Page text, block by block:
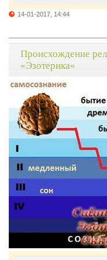
14-01-2017, 14:44
Происхождение
«Эзотерика»